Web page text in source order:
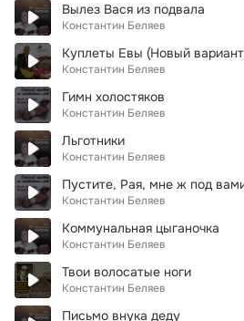
Вылез Вася из подвала
Константин Беляев
Куплеты Евы (Новый
Константин Беляев
Гимн холостяков
Константин Беляев
Льготники
Константин Беляев
Пустите, Рая, мне ж под
Константин Беляев
Коммунальная цыганочка
Константин Беляев
Твои волосатые ноги
Константин Беляев
Письмо внука деду